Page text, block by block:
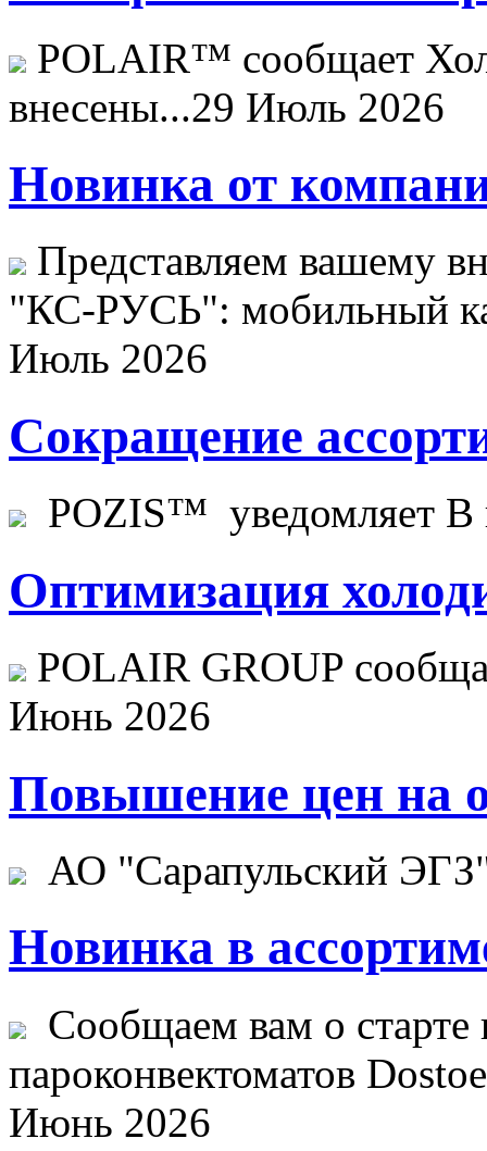
POLAIR™ сообщает
внесены...29 Июль 2026
Новинка от
Представляем вашему
"КС-РУСЬ": мобильный
Июль 2026
Сокращение
POZIS™ уведомляет В
Оптимизация
POLAIR GROUP
Июнь 2026
Повышение цен на
АО "Сарапульский
Новинка в
Сообщаем вам о старте
пароконвектоматов
Июнь 2026